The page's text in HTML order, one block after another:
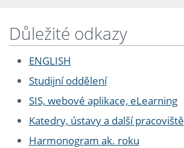
Důležité odkazy
ENGLISH
Studijní oddělení
SIS, webové aplikace, eLearning
Katedry, ústavy a další pracoviště
Harmonogram ak. roku